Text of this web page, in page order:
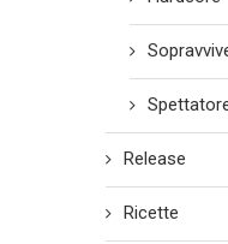
Release
Ricette